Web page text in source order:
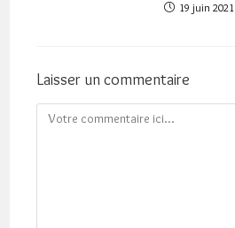
19 juin 2021
Laisser un commentaire
Comment